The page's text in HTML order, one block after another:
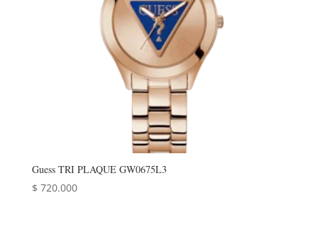
Guess TRI PLAQUE GW0675L3
$ 720.000